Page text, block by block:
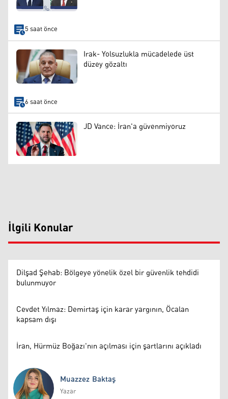
5 saat önce
Irak- Yolsuzlukla mücadelede üst
düzey gözaltı
6 saat önce
JD Vance: İran'a güvenmiyoruz
İlgili Konular
Dilşad Şehab: Bölgeye yönelik özel bir güvenlik tehdidi
bulunmuyor
Cevdet Yılmaz: Demirtaş için karar yargının, Öcalan
kapsam dışı
İran, Hürmüz Boğazı'nın açılması için şartlarını açıkladı
Muazzez Baktaş
Yazar